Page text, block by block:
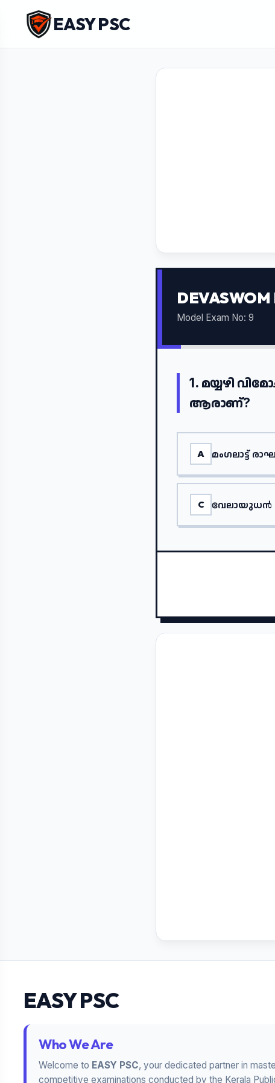
EASY PSC
DEVASWOM
Model Exam No: 9
1. മയ്യഴി
ആരാണ്?
A മംഗലാട്ട്
C വേലായുധൻ
EASY PSC
Who We Are
Welcome to EASY PSC, your dedicated partner in
competitive examinations conducted by the Kerala